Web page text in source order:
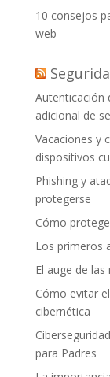
10 consejos
web
Autenticación
adicional de
Vacaciones y
dispositivos
Phishing y
protegerse
Cómo
Los primeros
El auge de
Cómo evitar
cibernética
para Padres